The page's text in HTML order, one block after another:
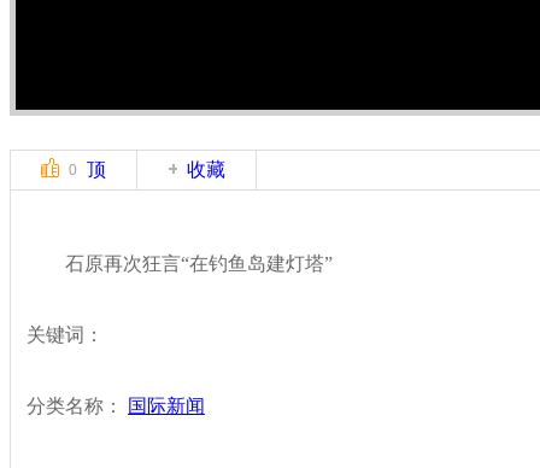
0 顶 收藏
石原再次狂言“在钓鱼岛建灯塔”
关键词：
分类名称： 国际新闻